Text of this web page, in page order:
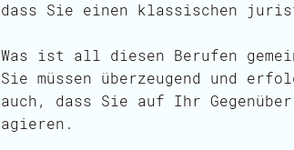
dass Sie einen klassischen
Was ist all diesen Berufen
Sie müssen überzeugend und
auch, dass Sie auf Ihr
agieren.